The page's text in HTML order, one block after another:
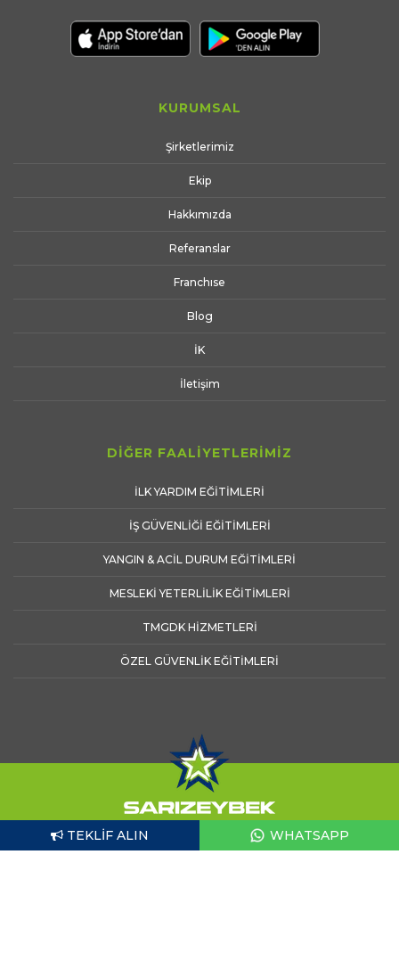
TEKLIF ALIN WHATSAPP
KURUMSAL
Şirketlerimiz
Ekip
Hakkımızda
Referanslar
Franchıse
Blog
İK
İletişim
DİĞER FAALİYETLERİMİZ
İLK YARDIM EĞİTİMLERİ
İŞ GÜVENLİĞİ EĞİTİMLERİ
YANGIN & ACİL DURUM EĞİTİMLERİ
MESLEKİ YETERLİLİK EĞİTİMLERİ
TMGDK HİZMETLERİ
ÖZEL GÜVENLİK EĞİTİMLERİ